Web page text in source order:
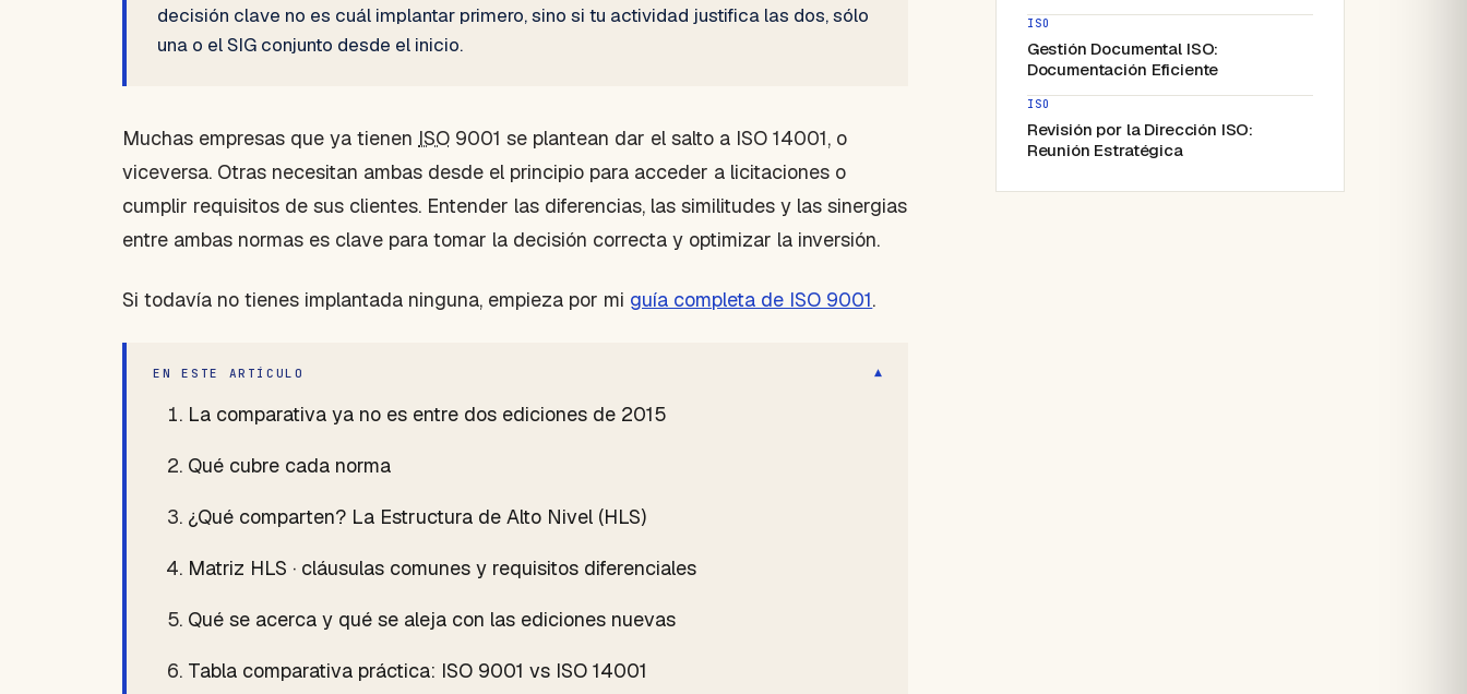
decisión clave no es cuál implantar primero, sino si tu actividad justifica las dos, sólo
una o el SIG conjunto desde el inicio.
Muchas empresas que ya tienen ISO 9001 se plantean dar el salto a ISO 14001, o
viceversa. Otras necesitan ambas desde el principio para acceder a licitaciones o
cumplir requisitos de sus clientes. Entender las diferencias, las similitudes y las sinergias
entre ambas normas es clave para tomar la decisión correcta y optimizar la inversión.
Si todavía no tienes implantada ninguna, empieza por mi guía completa de ISO 9001.
EN ESTE ARTÍCULO ▾
La comparativa ya no es entre dos ediciones de 2015
Qué cubre cada norma
¿Qué comparten? La Estructura de Alto Nivel (HLS)
Matriz HLS · cláusulas comunes y requisitos diferenciales
Qué se acerca y qué se aleja con las ediciones nuevas
Tabla comparativa práctica: ISO 9001 vs ISO 14001
ISO
Gestión Documental ISO:
Documentación Eficiente
ISO
Revisión por la Dirección ISO:
Reunión Estratégica